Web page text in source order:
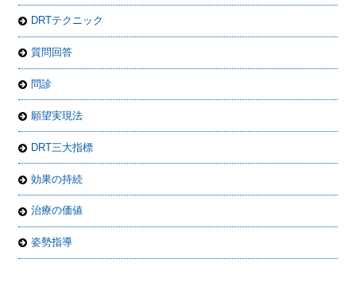
DRTテクニック
質問回答
問診
願望実現法
DRT三大指標
効果の持続
治療の価値
姿勢指導